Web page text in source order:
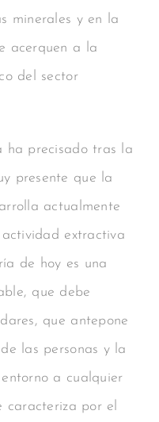
minerales y en la
acerquen a la
del sector
ha precisado tras la
presente que la
actualmente
actividad extractiva
de hoy es una
que debe
que antepone
las personas y la
a cualquier
caracteriza por el